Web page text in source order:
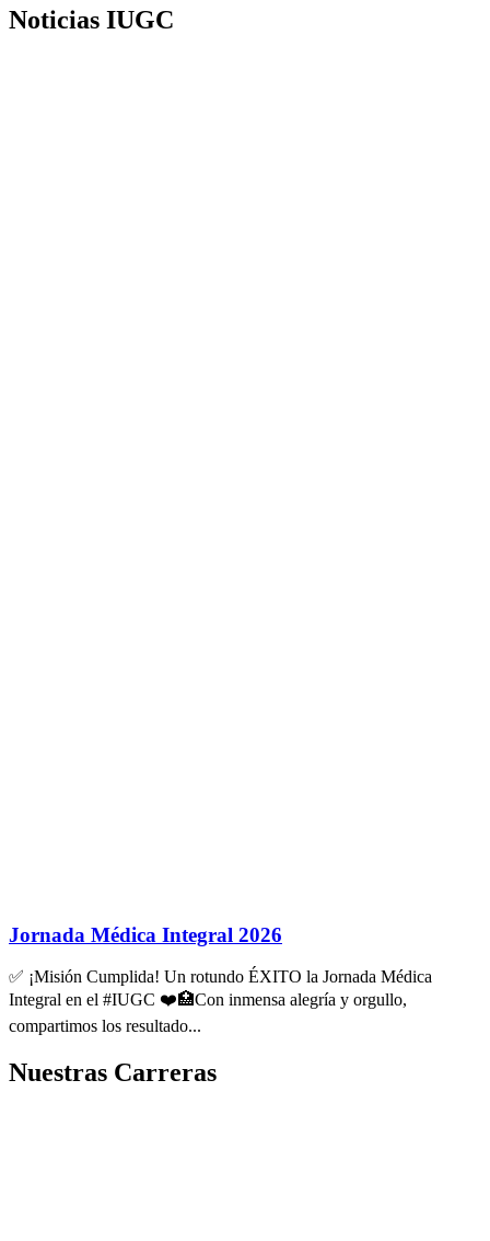
Noticias IUGC
Jornada Médica Integral 2026
✅ ¡Misión Cumplida! Un rotundo ÉXITO la Jornada Médica
Integral en el #IUGC ❤️🏥Con inmensa alegría y orgullo,
compartimos los resultado...
Nuestras Carreras